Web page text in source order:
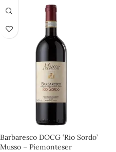
Barbaresco DOCG ‘Rio Sordo’
Musso – Piemonteser